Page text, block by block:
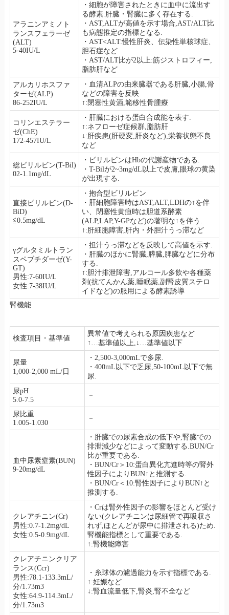
アラニンアミノト
ランスフェラーゼ
(ALT)
5-40IU/L
・細胞が障害されたときに血中に流出す
る酵素.肝臓・腎臓に多く存在する.
・AST,ALTが高値を示す場合,AST/ALT比
も病態推定の指標となる.
・AST<ALT:慢性肝炎、伝染性単核球症、
胆石症など
・AST/ALT比が2以上:筋ジストロフィー,
脂肪肝など
アルカリホスファ
ターゼ(ALP)
86-252IU/L
・血清ALPの由来臓器である肝臓,小腸,骨
などの障害を反映
↑:閉塞性黄酒,範移性骨腫療
コリンエステラー
ゼ(ChE)
172-457IU/L
・肝臓における蛋白合成能を表す.
↑:ネフローゼ症候群,脂肪肝
↓:肝疾患(肝硬変,肝炎など),栄養状態不良
など
総ビリルビン(T-Bil)
02-1.1mg/dL
・ビリルビンはHbの代謝産物である.
・T-Bilが2~3mg/dL以上で皮膚,眼球の黄染
が出現する.
直接ビリルビン(D-
BiD)
≦0.5mg/dL
・抱合型ビリルビン
・肝細胞障害時はAST,ALT,LDHの↑を伴
い、閉塞性黄疸時は胆道系酵素
(ALP,LAP,Y-GPなど)の著明な↑を伴う.
↑:肝細胞障害,肝内・外胆汁うっ滞など
γグルタミルトラン
スペブチダーゼ(Y-
GT)
男性:7-60IU/L
女性:7-38IU/L
・担汁うっ滞などを反映して高値を示す.
・肝臓のほかに腎臓,膵臓,脾臓などに分布
する.
↑:胆汁排泄障害,アルコール多飲や各種薬
剤(抗てんかん薬,睡眠薬,副腎皮質ステロ
イドなど)の服用による酵素誘導
腎機能
検査項目・基準値
異常値で考えられる原因疾患など
↑…基準値以上,↓…基準値以下
尿量
1,000-2,000 mL/日
・2,500-3,000mLで多尿.
・400mL以下で乏尿,50-100mL以下で無
尿.
尿pH
5.0-7.5
－
尿比重
1.005-1.030
－
血中尿素窒素(BUN)
9-20mg/dL
・肝臓での尿素合成の低下や,腎臓での
排泄減少などによって変動する.BUN/Cr
比が重要である.
・BUN/Cr＞10:蛋白異化亢進時等の腎外
性因子によりBUN↑と推測する.
・BUN/Cr＜10:腎性因子によりBUN↑と
推測する.
クレアチニン(Cr)
男性:0.7-1.2mg/dL
女性:0.5-0.9mg/dL
・Crは腎外性因子の影響をほとんど受け
ない(クレアチニンは尿細管で再吸収さ
れず,ほとんどが尿中に排泄される)ため.
腎機能指標として重要である.
↑:腎機能障害
クレアチニンクリア
ランス(Ccr)
男性:78.1-133.3mL/
分/1.73m3
女性:64.9-114.3mL/
分/1.73m3
・糸球体の濾過能力を示す指標である.
↑:妊娠など
↓:腎血流量低下,腎炎,腎不全など